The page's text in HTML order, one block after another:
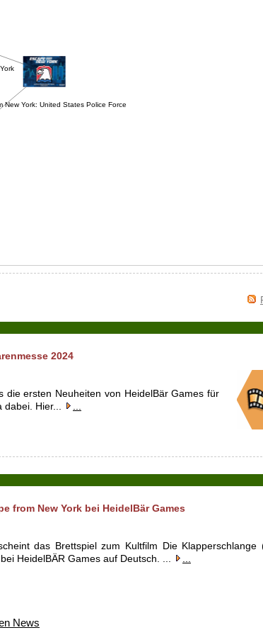
New York: United States Police Force
2024
ersten Neuheiten von HeidelBär Games für
Hier...
from New York bei HeidelBär Games
das Brettspiel zum Kultfilm Die Klapperschlange
HeidelBÄR Games auf Deutsch. ...
News